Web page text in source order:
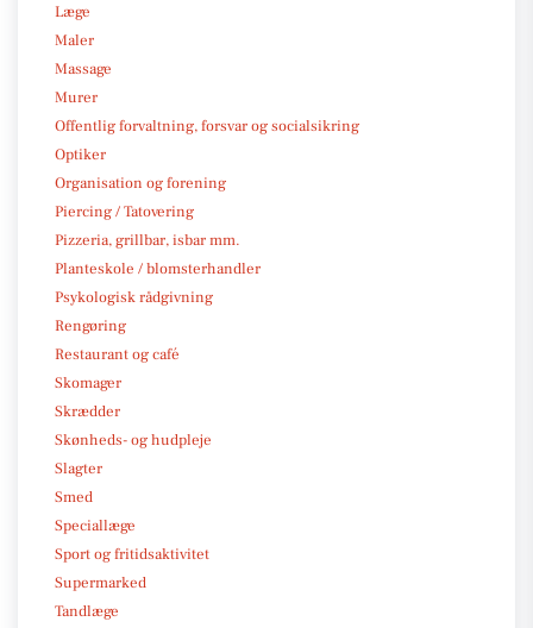
Læge
Maler
Massage
Murer
Offentlig forvaltning, forsvar og socialsikring
Optiker
Organisation og forening
Piercing / Tatovering
Pizzeria, grillbar, isbar mm.
Planteskole / blomsterhandler
Psykologisk rådgivning
Rengøring
Restaurant og café
Skomager
Skrædder
Skønheds- og hudpleje
Slagter
Smed
Speciallæge
Sport og fritidsaktivitet
Supermarked
Tandlæge